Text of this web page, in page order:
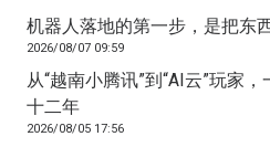
机器人落地的第一步，是把东
2026/08/07 09:59
从“越南小腾讯”到“AI云”玩家
十二年
2026/08/05 17:56